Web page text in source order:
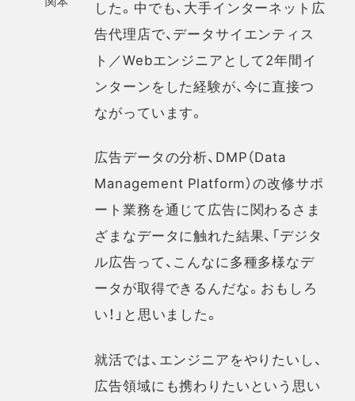
した。中でも、大手インターネット広
告代理店で、データサイエンティス
ト／Webエンジニアとして2年間イ
ンターンをした経験が、今に直接つ
ながっています。
広告データの分析、DMP（Data
Management Platform）の改修サポ
ート業務を通じて広告に関わるさま
ざまなデータに触れた結果、「デジタ
ル広告って、こんなに多種多様なデ
ータが取得できるんだな。おもしろ
い！」と思いました。
就活では、エンジニアをやりたいし、
広告領域にも携わりたいという思い